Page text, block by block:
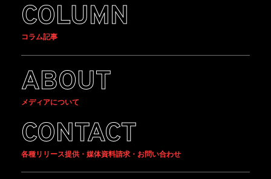
COLUMN
コラム記事
ABOUT
メディアについて
CONTACT
各種リリース提供・媒体資料請求・お問い合わせ